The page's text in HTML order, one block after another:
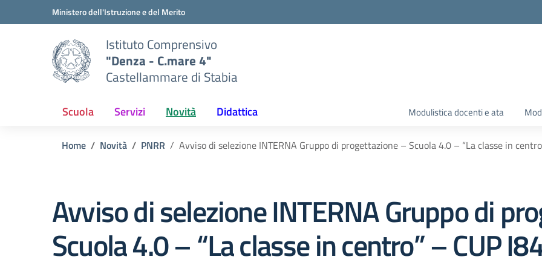
Vai ai contenuti
Vai al menu di navigazioneMinistero dell'Istruzione e del Merito
Istituto Comprensivo
"Denza - C.mare 4"
Castellammare di Stabia
Scuola Servizi Novità Didattica Modulistica docenti e ata
Home Novità PNRR Avviso di selezione INTERNA Gruppo di progettazione – Scuola 4.0 – “La classe in
Avviso di selezione INTERNA Gruppo di
Scuola 4.0 – “La classe in centro” – CUP